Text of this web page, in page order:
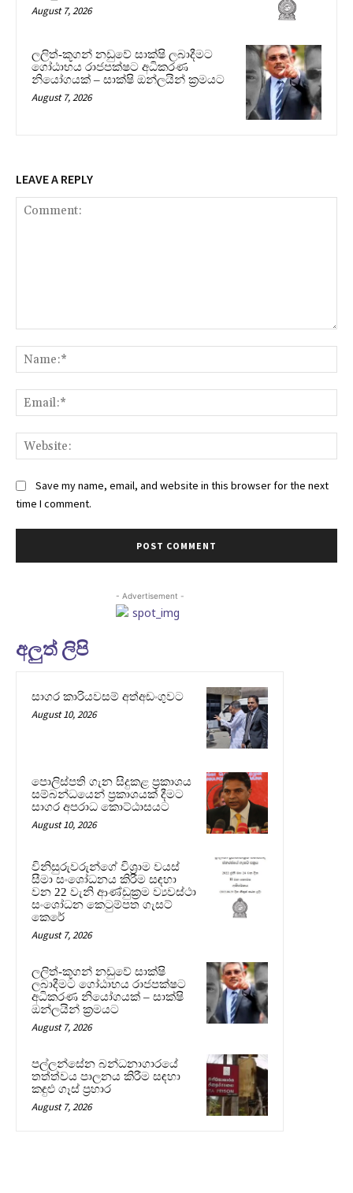
August 7, 2026
ලලිත්-කූගන් නඩුවේ සාක්ෂි ලබාදීමට
ගෝඨාභය රාජපක්ෂට අධිකරණ
නියෝගයක් – සාක්ෂි ඔන්ලයින් ක්‍රමයට
August 7, 2026
LEAVE A REPLY
Save my name, email, and website in this browser for the next
time I comment.
- Advertisement -
අලුත් ලිපි
සාගර කාරියවසම් අත්අඩංගුවට
August 10, 2026
පොලිස්පති ගැන සිදුකළ ප්‍රකාශය
සම්බන්ධයෙන් ප්‍රකාශයක් දීමට
සාගර අපරාධ කොට්ඨාසයට
August 10, 2026
විනිසුරුවරුන්ගේ විශ්‍රාම වයස්
සීමා සංශෝධනය කිරීම සඳහා
වන 22 වැනි ආණ්ඩුක්‍රම ව්‍යවස්ථා
සංශෝධන කෙටුම්පත ගැසට්
කෙරේ
August 7, 2026
ලලිත්-කූගන් නඩුවේ සාක්ෂි
ලබාදීමට ගෝඨාභය රාජපක්ෂට
අධිකරණ නියෝගයක් – සාක්ෂි
ඔන්ලයින් ක්‍රමයට
August 7, 2026
පල්ලන්සේන බන්ධනාගාරයේ
තත්ත්වය පාලනය කිරීම සඳහා
කඳුළු ගෑස් ප්‍රහාර
August 7, 2026